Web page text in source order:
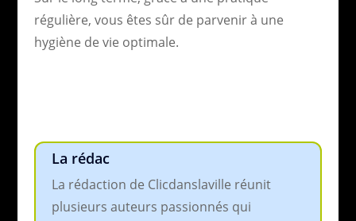
régulière, vous êtes sûr de parvenir à une
hygiène de vie optimale.
La rédac
La rédaction de Clicdanslaville réunit
plusieurs auteurs passionnés qui